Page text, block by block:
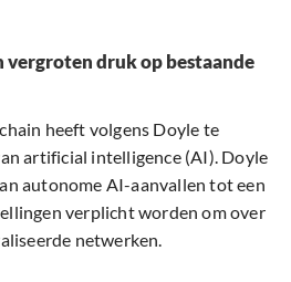
vergroten druk op bestaande
heeft volgens Doyle te
artificial intelligence (AI). Doyle
autonome AI-aanvallen tot een
verplicht worden om over
netwerken.